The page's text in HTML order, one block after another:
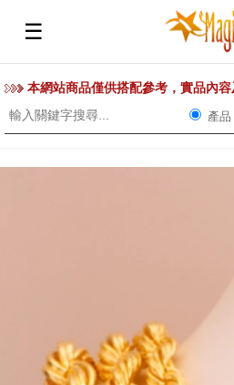
☰
本網站商品僅供搭配參考，實品內容
產品